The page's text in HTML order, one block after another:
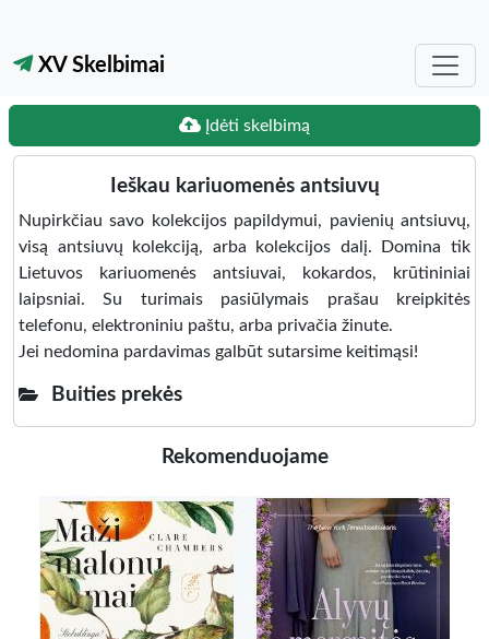
XV Skelbimai
Įdėti skelbimą
Ieškau kariuomenės antsiuvų
Nupirkčiau savo kolekcijos papildymui, pavienių antsiuvų,
visą antsiuvų kolekciją, arba kolekcijos dalį. Domina tik
Lietuvos kariuomenės antsiuvai, kokardos, krūtininiai
laipsniai. Su turimais pasiūlymais prašau kreipkitės
telefonu, elektroniniu paštu, arba privačia žinute.
Jei nedomina pardavimas galbūt sutarsime keitimąsi!
Buities prekės
Rekomenduojame